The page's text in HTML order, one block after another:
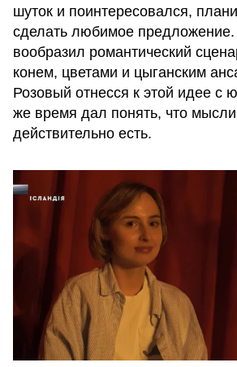
шуток и поинтересовался,
сделать любимое
вообразил романтический
конем, цветами и цыганским
Розовый отнесся к этой идее с
же время дал понять, что мысли
действительно есть.